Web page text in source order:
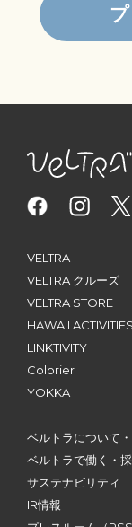
VELTRA
VELTRA クルーズ
VELTRA STORE
HAWAII ACTIVITIES
LINKTIVITY
Colorier
YOKKA
ベルトラについて
ベルトラで働く・
サステナビリティ
IR情報